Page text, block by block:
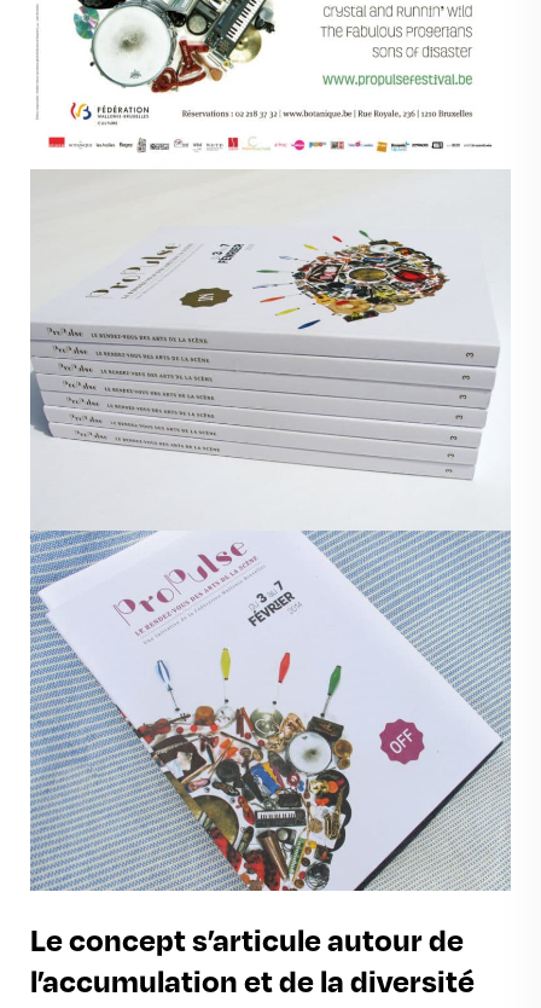
Le concept s’articule autour de
l’accumulation et de la diversité